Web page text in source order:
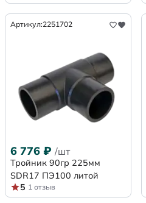
Артикул:2251702
6 776 ₽ /шт
Тройник 90гр 225мм
SDR17 ПЭ100 литой
5 1 отзыв